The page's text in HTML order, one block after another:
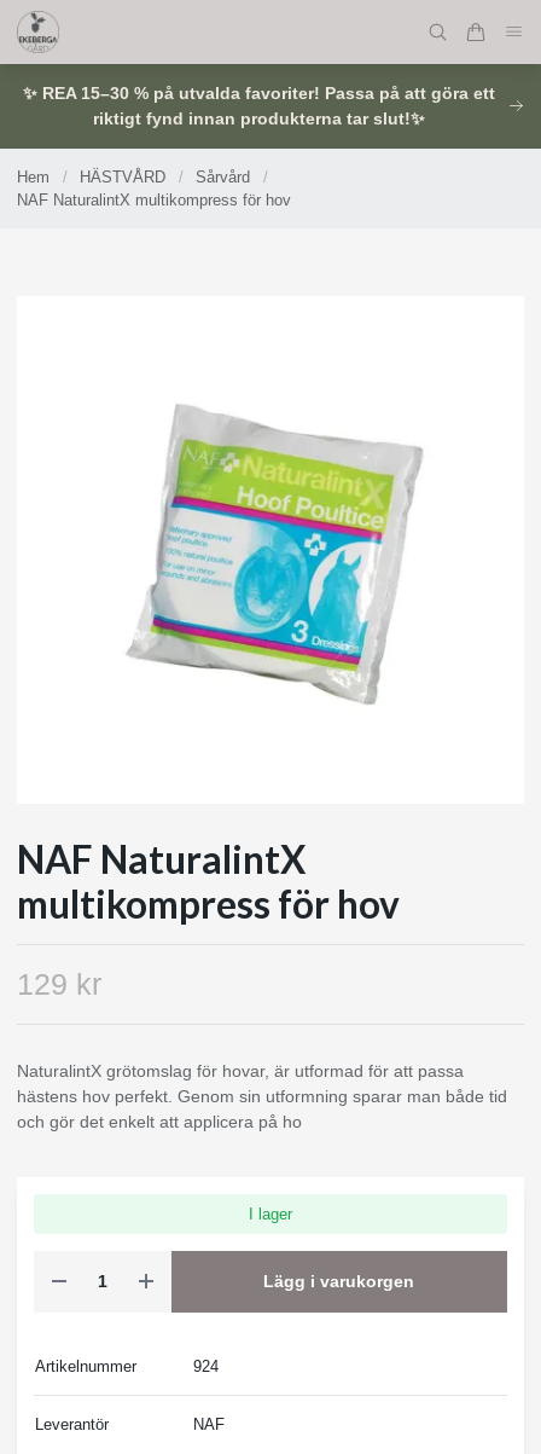
✨ REA 15–30 % på utvalda favoriter! Passa på att göra ett
riktigt fynd innan produkterna tar slut!✨
Hem / HÄSTVÅRD / Sårvård
/
NAF NaturalintX multikompress för hov
NAF NaturalintX
multikompress för hov
129 kr
NaturalintX grötomslag för hovar, är utformad för att passa
hästens hov perfekt. Genom sin utformning sparar man både tid
och gör det enkelt att applicera på ho
I lager
Lägg i varukorgen
Artikelnummer 924
Leverantör NAF